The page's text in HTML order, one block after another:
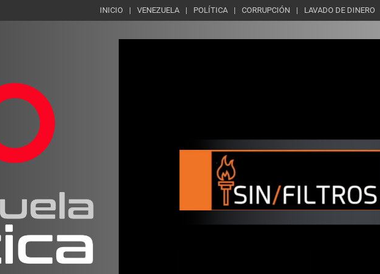
INICIO VENEZUELA POLÍTICA CORRUPCIÓN LAVADO DE DINERO